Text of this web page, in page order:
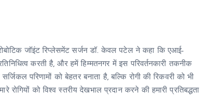
जॉइंट रिप्लेसमेंट सर्जन डॉ. केवल पटेल ने कहा कि एआई-
करती है, और हमें हिम्मतनगर में इस परिवर्तनकारी तकनीक
परिणामों को बेहतर बनाता है, बल्कि रोगी की रिकवरी को भी
को विश्व स्तरीय देखभाल प्रदान करने की हमारी प्रतिबद्धता